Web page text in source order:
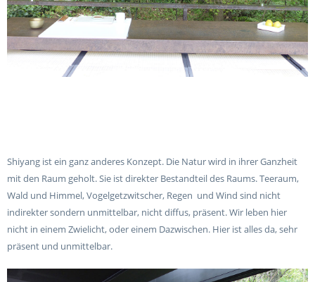
Shiyang ist ein ganz anderes Konzept. Die Natur wird in ihrer Ganzheit
mit den Raum geholt. Sie ist direkter Bestandteil des Raums. Teeraum,
Wald und Himmel, Vogelgetzwitscher, Regen und Wind sind nicht
indirekter sondern unmittelbar, nicht diffus, präsent. Wir leben hier
nicht in einem Zwielicht, oder einem Dazwischen. Hier ist alles da, sehr
präsent und unmittelbar.